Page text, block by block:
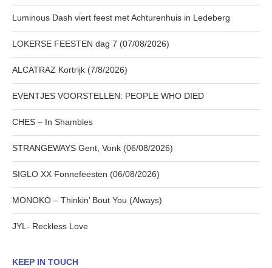
Luminous Dash viert feest met Achturenhuis in Ledeberg
LOKERSE FEESTEN dag 7 (07/08/2026)
ALCATRAZ Kortrijk (7/8/2026)
EVENTJES VOORSTELLEN: PEOPLE WHO DIED
CHES – In Shambles
STRANGEWAYS Gent, Vonk (06/08/2026)
SIGLO XX Fonnefeesten (06/08/2026)
MONOKO – Thinkin’ Bout You (Always)
JYL- Reckless Love
KEEP IN TOUCH